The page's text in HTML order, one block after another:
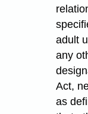
adult
any
Act,
as